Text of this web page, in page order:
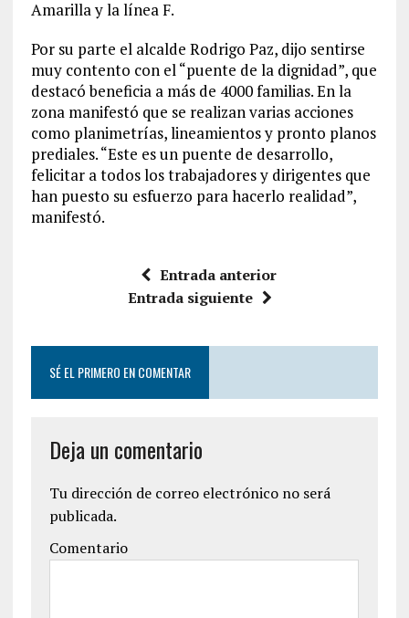
Amarilla y la línea F.
Por su parte el alcalde Rodrigo Paz, dijo sentirse
muy contento con el “puente de la dignidad”, que
destacó beneficia a más de 4000 familias. En la
zona manifestó que se realizan varias acciones
como planimetrías, lineamientos y pronto planos
prediales. “Este es un puente de desarrollo,
felicitar a todos los trabajadores y dirigentes que
han puesto su esfuerzo para hacerlo realidad”,
manifestó.
Entrada anterior
Entrada siguiente
SÉ EL PRIMERO EN COMENTAR
Deja un comentario
Tu dirección de correo electrónico no será
publicada.
Comentario